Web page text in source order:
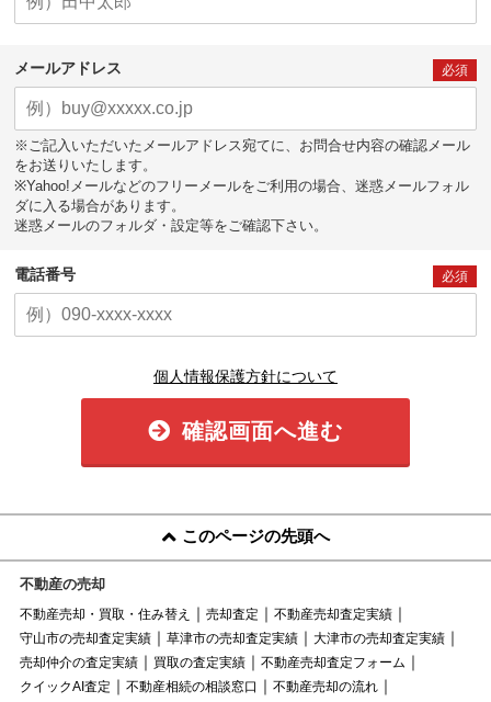
メールアドレス 必須
※ご記入いただいたメールアドレス宛てに、お問合せ内容の確認メール
をお送りいたします。
※Yahoo!メールなどのフリーメールをご利用の場合、迷惑メールフォル
ダに入る場合があります。
迷惑メールのフォルダ・設定等をご確認下さい。
電話番号 必須
個人情報保護方針について
確認画面へ進む
このページの先頭へ
不動産の売却
不動産売却・買取・住み替え 売却査定
不動産売却査定実績
守山市の売却査定実績
草津市の売却査定実績
大津市の売却査定実績
売却仲介の査定実績
買取の査定実績
不動産売却査定フォーム
クイックAI査定
不動産相続の相談窓口
不動産売却の流れ